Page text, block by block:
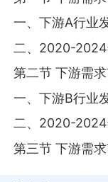
一、下游A行业
二、2020-
第二节 下游需
一、下游B行业
二、2020-2024
第三节 下游需